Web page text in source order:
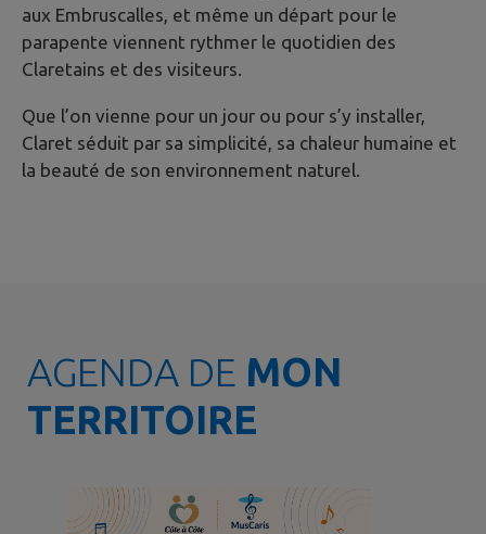
aux Embruscalles, et même un départ pour le
parapente viennent rythmer le quotidien des
Claretains et des visiteurs.
Que l’on vienne pour un jour ou pour s’y installer,
Claret séduit par sa simplicité, sa chaleur humaine et
la beauté de son environnement naturel.
AGENDA DE MON
TERRITOIRE